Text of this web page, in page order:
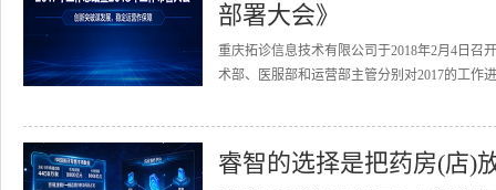
部署大会》
重庆拓诊信息技术有限公司于2018年2月4日召
术部、医服部和运营部主管分别对2017的工作
睿智的选择是把药房(店)